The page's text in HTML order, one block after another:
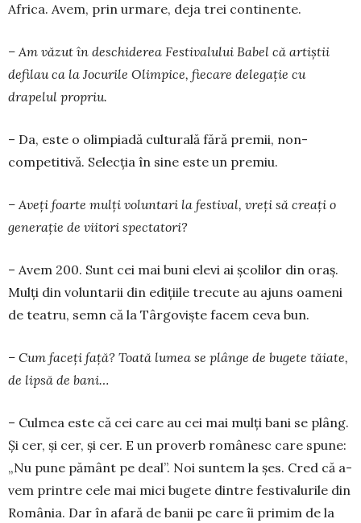
Africa. Avem, prin urmare, deja trei continente.
– Am văzut în deschiderea Festivalului Babel că artiștii
defilau ca la Jocurile Olimpice, fiecare dele­gație cu
drapelul propriu.
– Da, este o olimpiadă culturală fără premii, non­
competitivă. Selecția în sine este un premiu.
– Aveți foarte mulți voluntari la festival, vreți să creați o
generație de viitori spectatori?
– Avem 200. Sunt cei mai buni elevi ai școlilor din oraș.
Mulți din voluntarii din edițiile trecute au ajuns oameni
de teatru, semn că la Târgoviște facem ceva bun.
– Cum faceți față? Toată lumea se plânge de bugete tăiate,
de lipsă de bani…
– Culmea este că cei care au cei mai mulți bani se plâng.
Și cer, și cer, și cer. E un proverb româ­nesc care spune:
„Nu pune pământ pe deal”. Noi suntem la șes. Cred că a­
vem printre cele mai mici bugete dintre festi­va­lurile din
România. Dar în afară de banii pe care îi primim de la